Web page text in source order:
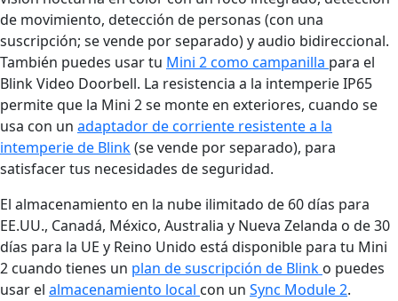
de movimiento, detección de personas (con una
suscripción; se vende por separado) y audio bidireccional.
También puedes usar tu Mini 2 como campanilla para el
Blink Video Doorbell. La resistencia a la intemperie IP65
permite que la Mini 2 se monte en exteriores, cuando se
usa con un adaptador de corriente resistente a la
intemperie de Blink(se vende por separado), para
satisfacer tus necesidades de seguridad.
El almacenamiento en la nube ilimitado de 60 días para
EE.UU., Canadá, México, Australia y Nueva Zelanda o de 30
días para la UE y Reino Unido está disponible para tu Mini
2 cuando tienes un plan de suscripción de Blink o puedes
usar el almacenamiento local con un Sync Module 2.